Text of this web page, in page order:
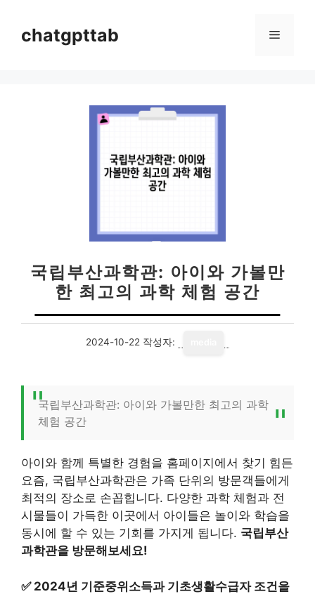
chatgpttab 메
국립부산과학관: 아이와 가볼만
한 최고의 과학 체험 공간
2024-10-22 작성자:
국립부산과학관: 아이와 가볼만한 최고의 과학
체험 공간
아이와 함께 특별한 경험을 홈페이지에서 찾기 힘든
요즘, 국립부산과학관은 가족 단위의 방문객들에게
최적의 장소로 손꼽힙니다. 다양한 과학 체험과 전
시물들이 가득한 이곳에서 아이들은 놀이와 학습을
동시에 할 수 있는 기회를 가지게 됩니다. 국립부산
과학관을 방문해보세요!
✅ 2024년 기준중위소득과 기초생활수급자 조건을